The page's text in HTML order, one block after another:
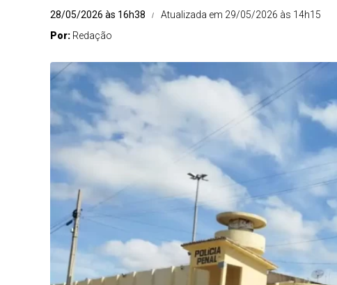
28/05/2026 às 16h38
Atualizada em 29/05/2026 às 14h15
Por: Redação